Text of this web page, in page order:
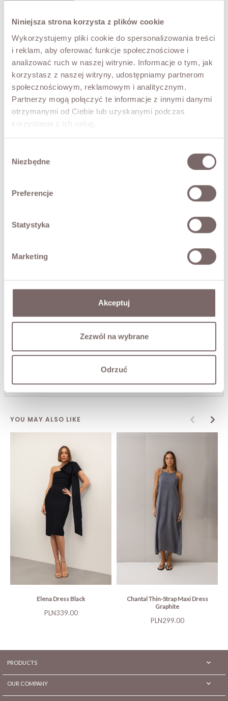
Niniejsza strona korzysta z plików cookie
Wykorzystujemy pliki cookie do spersonalizowania treści
i reklam, aby oferować funkcje społecznościowe i
analizować ruch w naszej witrynie. Informacje o tym, jak
korzystasz z naszej witryny, udostępniamy partnerom
społecznościowym, reklamowym i analitycznym.
Partnerzy mogą połączyć te informacje z innymi danymi
otrzymanymi od Ciebie lub uzyskanymi podczas
korzystania z ich usług.
zgody
Niezbędne
Preferencje
Statystyka
Marketing
Akceptuj
Zezwól na wybrane
Odrzuć
S M L
COLOR
Black
NEW!
The SOPHIA bandage one-shoulder dress. Wonderfully
slit on one side for even more effect and ease of
movement. The stretch fabric drapes beautifully over the
Fastened at the back with a zip. If you want to stand out
and look truly special, this dress is undoubtedly for you.
SIZES
Ask about product
YOU MAY ALSO LIKE
Elena Dress Black
Price
PLN339.00
Chantal Thin-Strap Maxi Dress
Graphite
Price
PLN299.00
PRODUCTS 
OUR COMPANY 